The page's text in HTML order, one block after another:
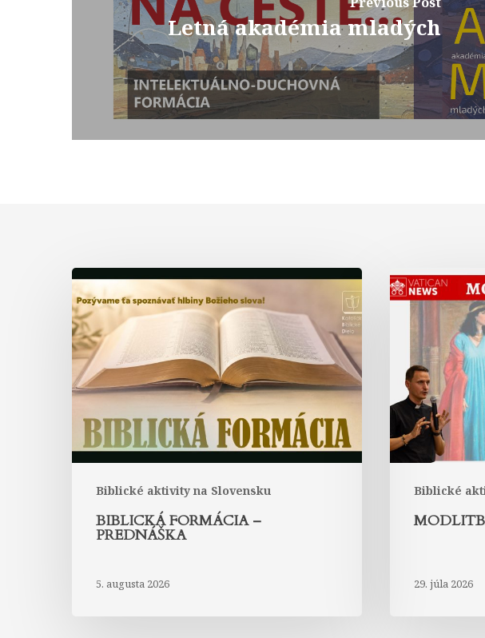
Letná akadémia mladých
Biblické aktivity na Slovensku
Biblická
formácia
–
prednáška
BIBLICKÁ FORMÁCIA –
PREDNÁŠKA
5. augusta 2026
Biblické
Modlitba
kráľovnej
Ester
29. júla 2026